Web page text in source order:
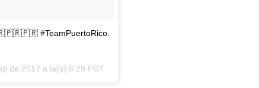
#TeamPuertoRico.
de 2017 a la(s) 8:29 PDT